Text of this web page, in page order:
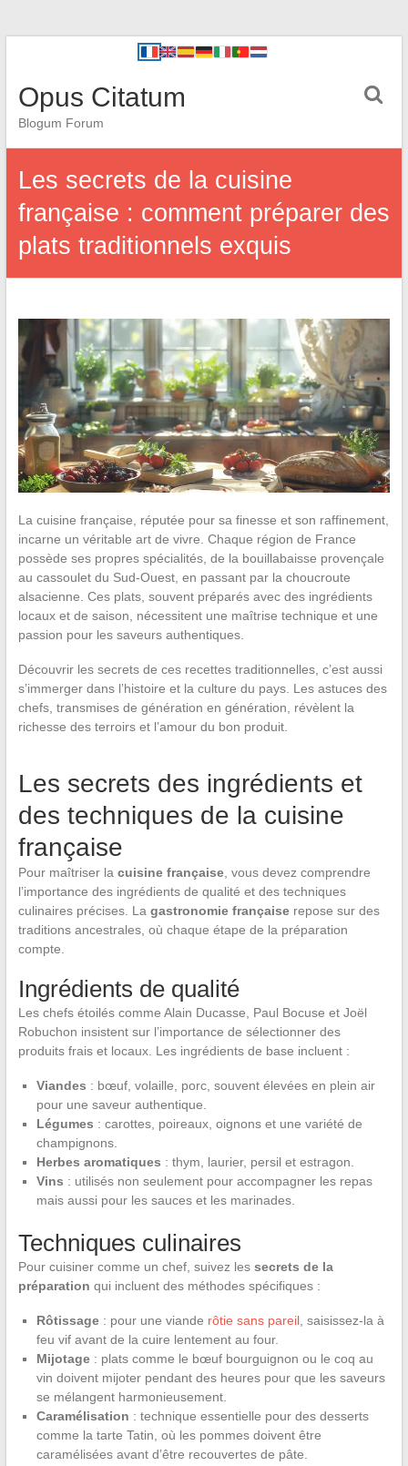
Opus Citatum
Blogum Forum
Les secrets de la cuisine
française : comment préparer des
plats traditionnels exquis
La cuisine française, réputée pour sa finesse et son raffinement,
incarne un véritable art de vivre. Chaque région de France
possède ses propres spécialités, de la bouillabaisse provençale
au cassoulet du Sud-Ouest, en passant par la choucroute
alsacienne. Ces plats, souvent préparés avec des ingrédients
locaux et de saison, nécessitent une maîtrise technique et une
passion pour les saveurs authentiques.
Découvrir les secrets de ces recettes traditionnelles, c’est aussi
s’immerger dans l’histoire et la culture du pays. Les astuces des
chefs, transmises de génération en génération, révèlent la
richesse des terroirs et l’amour du bon produit.
Les secrets des ingrédients et
des techniques de la cuisine
française
Pour maîtriser la cuisine française, vous devez comprendre
l’importance des ingrédients de qualité et des techniques
culinaires précises. La gastronomie françaiserepose sur des
traditions ancestrales, où chaque étape de la préparation
compte.
Ingrédients de qualité
Les chefs étoilés comme Alain Ducasse, Paul Bocuse et Joël
Robuchon insistent sur l’importance de sélectionner des
produits frais et locaux. Les ingrédients de base incluent :
Viandes : bœuf, volaille, porc, souvent élevées en plein air
pour une saveur authentique.
Légumes : carottes, poireaux, oignons et une variété de
champignons.
Herbes aromatiques : thym, laurier, persil et estragon.
Vins : utilisés non seulement pour accompagner les repas
mais aussi pour les sauces et les marinades.
Techniques culinaires
Pour cuisiner comme un chef, suivez les secrets de la
préparation qui incluent des méthodes spécifiques :
Rôtissage: pour une viande rôtie sans pareil, saisissez-la à
feu vif avant de la cuire lentement au four.
Mijotage: plats comme le bœuf bourguignon ou le coq au
vin doivent mijoter pendant des heures pour que les saveurs
se mélangent harmonieusement.
Caramélisation : technique essentielle pour des desserts
comme la tarte Tatin, où les pommes doivent être
caramélisées avant d’être recouvertes de pâte.